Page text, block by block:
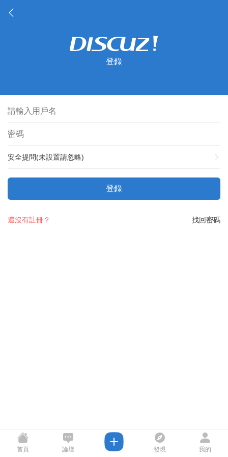
登錄
安全提問(未設置請忽略)
登錄
找回密碼
還沒有註冊？
首頁 論壇 發現 我的